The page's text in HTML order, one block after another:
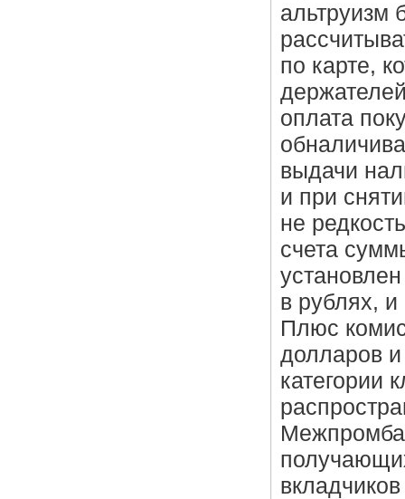
альтруизм
по карте,
оплата
выдачи
и при
не
счета
в рублях,
Плюс
долларов и
категории